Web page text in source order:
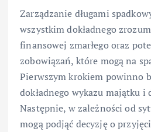
Zarządzanie długami
wszystkim dokładnego
finansowej zmarłego oraz
zobowiązań, które mogą na
Pierwszym krokiem powinno
dokładnego wykazu majątku i
Następnie, w zależności od
mogą podjąć decyzję o